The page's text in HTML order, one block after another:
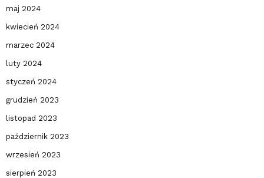
maj 2024
kwiecień 2024
marzec 2024
luty 2024
styczeń 2024
grudzień 2023
listopad 2023
październik 2023
wrzesień 2023
sierpień 2023